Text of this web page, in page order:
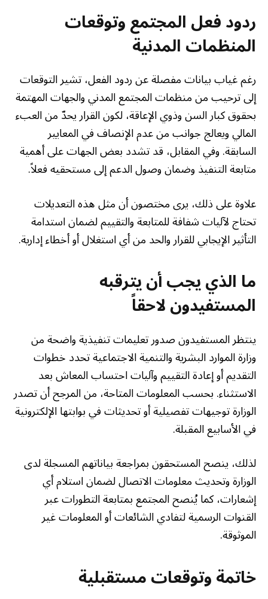
ردود فعل المجتمع وتوقعات
المنظمات المدنية
رغم غياب بيانات مفصلة عن ردود الفعل، تشير التوقعات
إلى ترحيب من منظمات المجتمع المدني والجهات المهتمة
بحقوق كبار السن وذوي الإعاقة، لكون القرار يحدّ من العبء
المالي ويعالج جوانب من عدم الإنصاف في المعايير
السابقة. وفي المقابل، قد تشدد بعض الجهات على أهمية
متابعة التنفيذ وضمان وصول الدعم إلى مستحقيه فعلاً.
علاوة على ذلك، يرى مختصون أن مثل هذه التعديلات
تحتاج لآليات شفافة للمتابعة والتقييم لضمان استدامة
التأثير الإيجابي للقرار والحد من أي استغلال أو أخطاء إدارية.
ما الذي يجب أن يترقبه
المستفيدون لاحقاً
ينتظر المستفيدون صدور تعليمات تنفيذية واضحة من
وزارة الموارد البشرية والتنمية الاجتماعية تحدد خطوات
التقديم أو إعادة التقييم وآليات احتساب المعاش بعد
الاستثناء. بحسب المعلومات المتاحة، من المرجح أن تصدر
الوزارة توجيهات تفصيلية أو تحديثات في بوابتها الإلكترونية
في الأسابيع المقبلة.
لذلك، ينصح المستحقون بمراجعة بياناتهم المسجلة لدى
الوزارة وتحديث معلومات الاتصال لضمان استلام أي
إشعارات، كما يُنصح المجتمع بمتابعة التطورات عبر
القنوات الرسمية لتفادي الشائعات أو المعلومات غير
الموثوقة.
خاتمة وتوقعات مستقبلية